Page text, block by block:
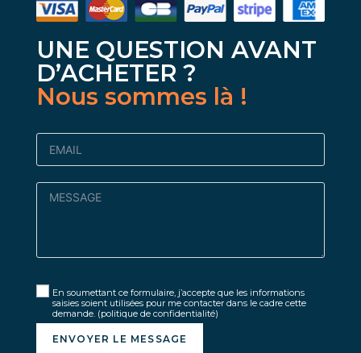
UNE QUESTION AVANT
D’ACHETER ?
Nous sommes là !
En soumettant ce formulaire, j’accepte que les informations
saisies soient utilisées pour me contacter dans le cadre cette
demande. (politique de confidentialité)
ENVOYER LE MESSAGE